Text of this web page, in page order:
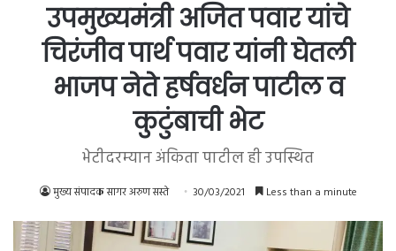
उपमुख्यमंत्री अजित पवार यांचे
चिरंजीव पार्थ पवार यांनी घेतली
भाजप नेते हर्षवर्धन पाटील व
कुटुंबाची भेट
भेटीदरम्यान अंकिता पाटील ही उपस्थित
मुख्य संपादक सागर अरुण सस्ते 30/03/2021 Less than a minute